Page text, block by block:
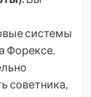
системы
Форексе.
советника,